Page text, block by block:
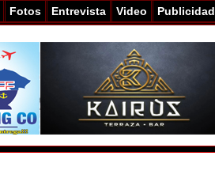
Fotos Entrevista Video Publicidad